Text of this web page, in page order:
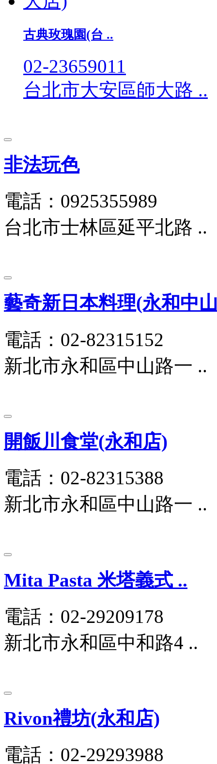
古典玫瑰園(台 ..
02-23659011
台北市大安區師大路 ..
非法玩色
電話：0925355989
台北市士林區延平北路 ..
藝奇新日本料理(永和中
電話：02-82315152
新北市永和區中山路一 ..
開飯川食堂(永和店)
電話：02-82315388
新北市永和區中山路一 ..
Mita Pasta 米塔義式 ..
電話：02-29209178
新北市永和區中和路4 ..
Rivon禮坊(永和店)
電話：02-29293988